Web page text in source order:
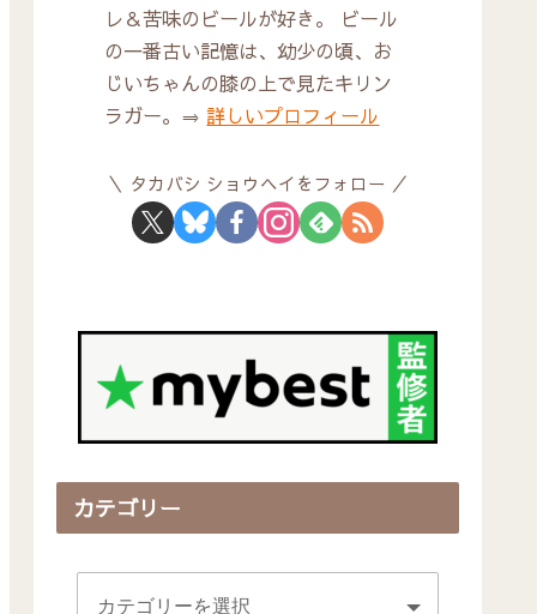
レ＆苦味のビールが好き。 ビール
の一番古い記憶は、幼少の頃、お
じいちゃんの膝の上で見たキリン
ラガー。⇒詳しいプロフィール
タカバシ ショウヘイをフォロー
カテゴリー